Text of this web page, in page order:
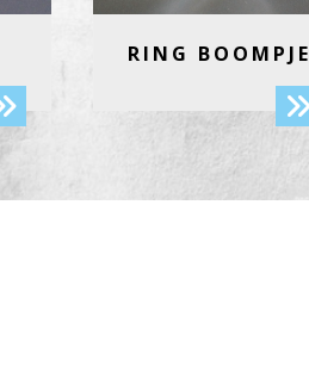
RING BOOMPJE